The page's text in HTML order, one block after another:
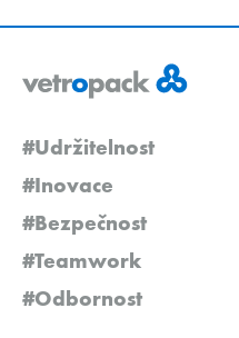
#Udržitelnost
#Inovace
#Bezpečnost
#Teamwork
#Odbornost